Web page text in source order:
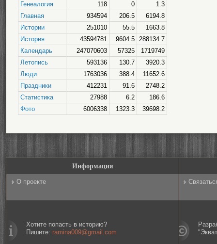
Генеалогия
118 0
1.3
Главная
934594 206.5
6194.8
Истории
251010 55.5
1663.8
История
43594781 9604.5 288134.7
Календарь
247070603 57325
1719749
Летопись
593136 130.7
3920.3
Люди
1763036 388.4
11652.6
Праздники
412231 91.6
2748.2
Статистика
27988 6.2
186.6
Фото
6006338 1323.3 39698.2
Информация
О проекте
Хотите попасть в историю?
Пишите: ramina009@gmail.com